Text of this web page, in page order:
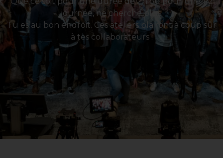
journée, ne cherche plus.
Tu es au bon endroit. Ces ateliers plairont à coup sûr
à tes collaborateurs !